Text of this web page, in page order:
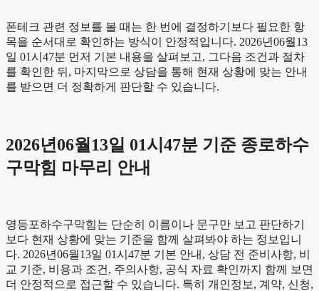
폰테크 관련 정보를 볼 때는 한 번에 결정하기보다 필요한 항
목을 순서대로 확인하는 방식이 안정적입니다. 2026년06월13
일 01시47분 먼저 기본 내용을 살펴보고, 그다음 조건과 절차
를 확인한 뒤, 마지막으로 상담을 통해 현재 상황에 맞는 안내
를 받으면 더 정확하게 판단할 수 있습니다.
2026년06월13일 01시47분 기준 종로하수
구막힘 마무리 안내
영등포하수구막힘는 단순히 이름이나 문구만 보고 판단하기
보다 현재 상황에 맞는 기준을 함께 살펴봐야 하는 정보입니
다. 2026년06월13일 01시47분 기본 안내, 상담 전 준비사항, 비
교 기준, 비용과 조건, 주의사항, 공식 자료 확인까지 함께 보면
더 안정적으로 접근할 수 있습니다. 특히 개인정보, 계약, 신청,